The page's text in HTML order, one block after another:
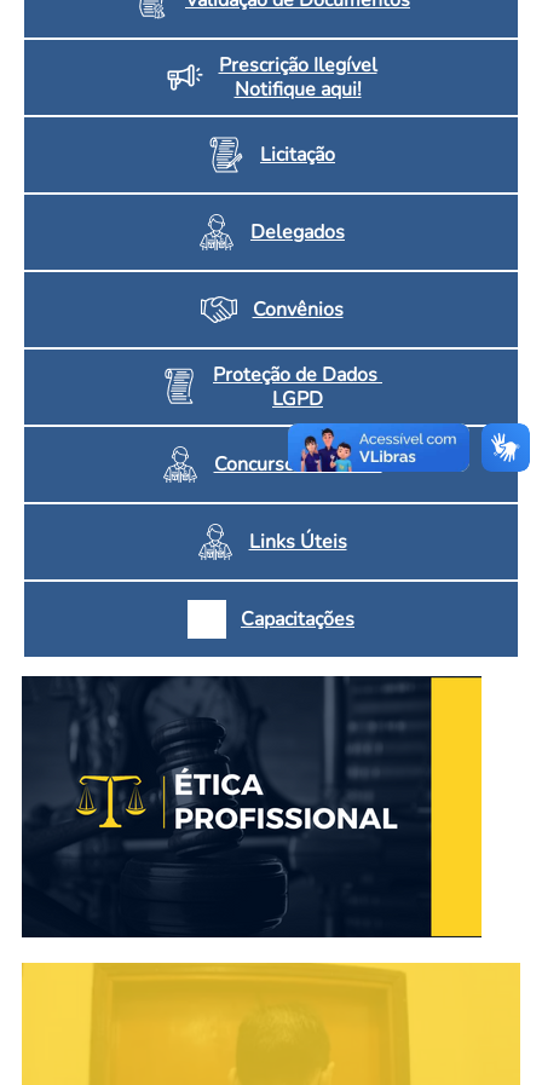
Prescrição Ilegível
Notifique aqui!
Licitação
Delegados
Convênios
Proteção de Dados
LGPD
Concursos CRF/MS
Links Úteis
Capacitações